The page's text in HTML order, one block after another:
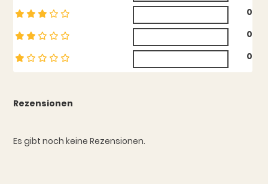
Rezensionen
Es gibt noch keine Rezensionen.
0
0
0